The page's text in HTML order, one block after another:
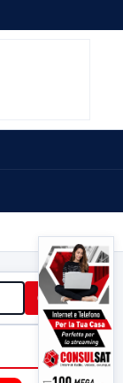
Cerca